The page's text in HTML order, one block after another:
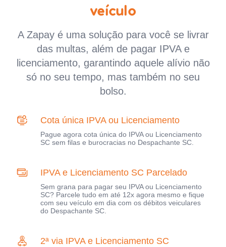
veículo
A Zapay é uma solução para você se livrar
das multas, além de pagar IPVA e
licenciamento, garantindo aquele alívio não
só no seu tempo, mas também no seu
bolso.
Cota única IPVA ou Licenciamento
Pague agora cota única do IPVA ou Licenciamento
SC sem filas e burocracias no Despachante SC.
IPVA e Licenciamento SC Parcelado
Sem grana para pagar seu IPVA ou Licenciamento
SC? Parcele tudo em até 12x agora mesmo e fique
com seu veículo em dia com os débitos veiculares
do Despachante SC.
2ª via IPVA e Licenciamento SC